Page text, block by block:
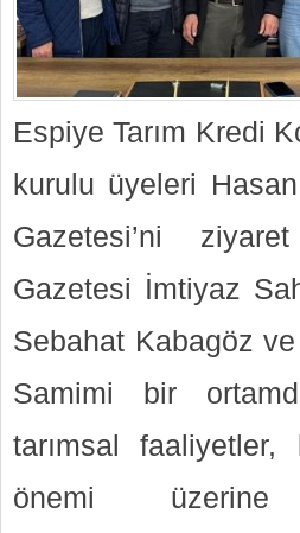
Espiye Tarım Kredi
kurulu üyeleri
Gazetesi’ni
Gazetesi İmtiyaz
Sebahat Kabagöz
Samimi bir
tarımsal faaliyetler,
önemi üzerine